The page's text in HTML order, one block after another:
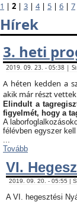
1 | 2 | 3 | 4| 5 | 6 | 7
Hírek
3. heti
2019. 09. 23. - 05:38 |
A héten kedden a
akik már részt
Elindult a
figyelmét, hogy a
A
félévben egyszer
...
Tovább
VI.
2019. 09. 20. - 05:55 |
A VI. hegesztési